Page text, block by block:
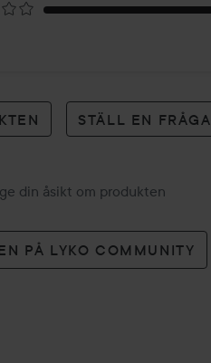
STÄLL EN FRÅGA
din åsikt om produkten
PÅ LYKO COMMUNITY